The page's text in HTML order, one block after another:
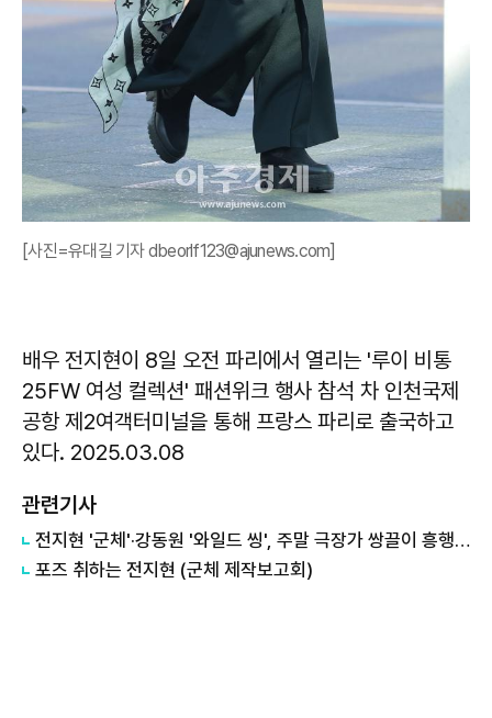
[사진=유대길 기자 dbeorlf123@ajunews.com]
배우 전지현이 8일 오전 파리에서 열리는 '루이 비통
25FW 여성 컬렉션' 패션위크 행사 참석 차 인천국제
공항 제2여객터미널을 통해 프랑스 파리로 출국하고
있다. 2025.03.08
관련기사
전지현 '군체'·강동원 '와일드 씽', 주말 극장가 쌍끌이 흥행…韓 영화 웃었다
포즈 취하는 전지현 (군체 제작보고회)